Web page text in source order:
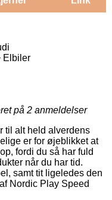
Elbiler
på 2 anmeldelser
til alt held alverdens
er for øjeblikket at
fordi du så har fuld
når du har tid.
samt tit ligeledes den
Nordic Play Speed